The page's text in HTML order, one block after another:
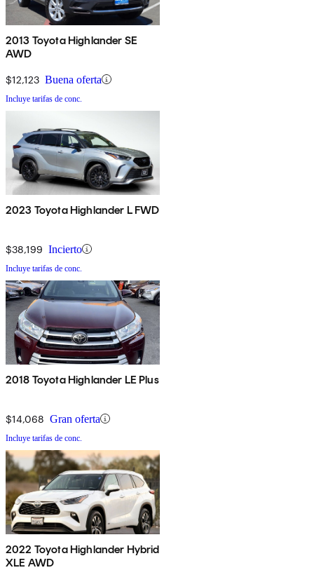
2013 Toyota Highlander SE
AWD
$12,123 Buena oferta
Incluye tarifas de conc.
2023 Toyota Highlander L FWD
$38,199 Incierto
Incluye tarifas de conc.
2018 Toyota Highlander LE Plus
$14,068 Gran oferta
Incluye tarifas de conc.
2022 Toyota Highlander Hybrid
XLE AWD